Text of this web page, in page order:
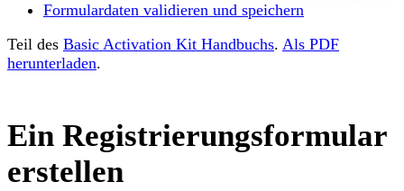
Formulardaten validieren und speichern
Teil des Basic Activation Kit Handbuchs. Als PDF
herunterladen.
Ein Registrierungsformular
erstellen